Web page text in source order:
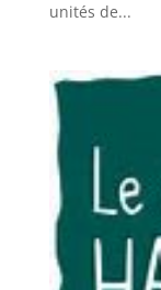
unités de...